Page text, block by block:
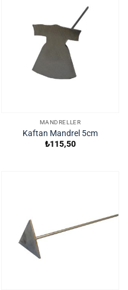
MANDRELLER
Kaftan Mandrel 5cm
₺115,50